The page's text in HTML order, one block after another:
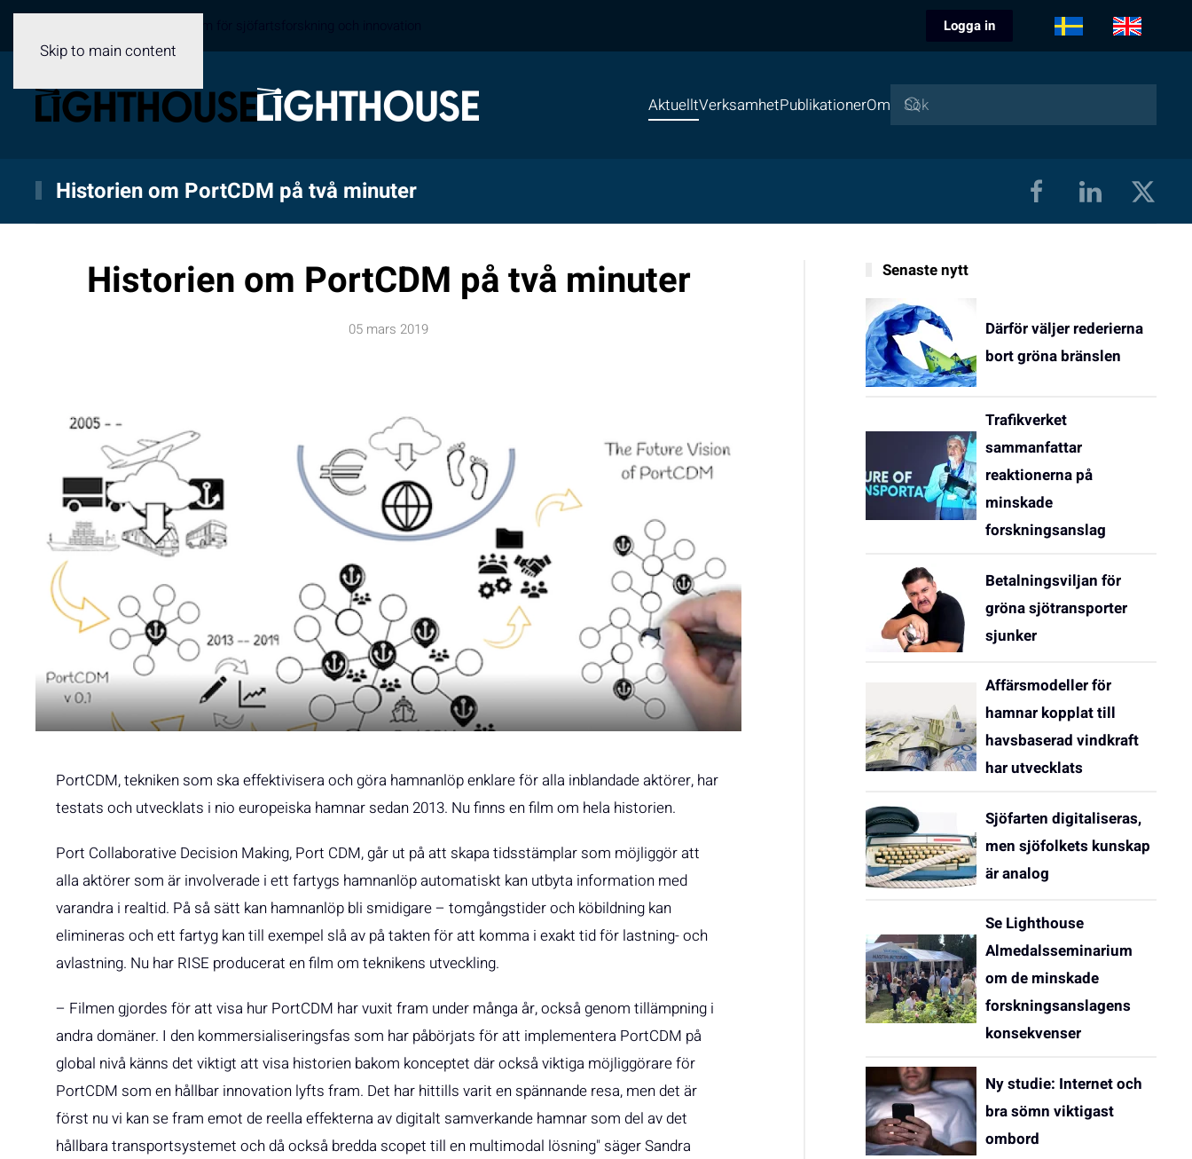
Skip to main content
Logga in
AktuelltVerksamhetPublikationerOm
Historien om PortCDM på två minuter
Historien om PortCDM på två minuter
05 mars 2019
PortCDM, tekniken som ska effektivisera och göra hamnanlöp enklare för alla inblandade aktörer, har
testats och utvecklats i nio europeiska hamnar sedan 2013. Nu finns en film om hela historien.
Port Collaborative Decision Making, Port CDM, går ut på att skapa tidsstämplar som möjliggör att
alla aktörer som är involverade i ett fartygs hamnanlöp automatiskt kan utbyta information med
varandra i realtid. På så sätt kan hamnanlöp bli smidigare – tomgångstider och köbildning kan
elimineras och ett fartyg kan till exempel slå av på takten för att komma i exakt tid för lastning- och
avlastning. Nu har RISE producerat en film om teknikens utveckling.
– Filmen gjordes för att visa hur PortCDM har vuxit fram under många år, också genom tillämpning i
andra domäner. I den kommersialiseringsfas som har påbörjats för att implementera PortCDM på
global nivå känns det viktigt att visa historien bakom konceptet där också viktiga möjliggörare för
PortCDM som en hållbar innovation lyfts fram. Det har hittills varit en spännande resa, men det är
först nu vi kan se fram emot de reella effekterna av digitalt samverkande hamnar som del av det
hållbara transportsystemet och då också bredda scopet till en multimodal lösning" säger Sandra
Senaste nytt
Därför väljer rederierna
bort gröna bränslen
Trafikverket
sammanfattar
reaktionerna på
minskade
forskningsanslag
Betalningsviljan för
gröna sjötransporter
sjunker
Affärsmodeller för
hamnar kopplat till
havsbaserad vindkraft
har utvecklats
Sjöfarten digitaliseras,
men sjöfolkets kunskap
är analog
Se Lighthouse
Almedalsseminarium
om de minskade
forskningsanslagens
konsekvenser
Ny studie: Internet och
bra sömn viktigast
ombord